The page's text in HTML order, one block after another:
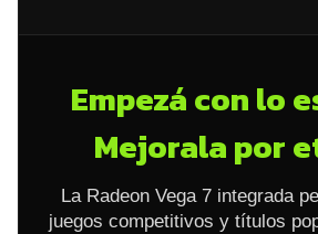
Empezá con lo
Mejorala por
La Radeon Vega 7 integrada
juegos competitivos y títulos